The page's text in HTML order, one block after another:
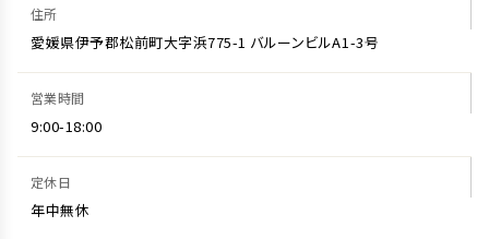
住所
愛媛県伊予郡松前町大字浜775-1 バルーンビルA1-3号
営業時間
9:00-18:00
定休日
年中無休